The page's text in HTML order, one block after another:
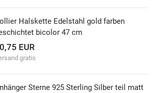
Halskette Edelstahl gold farben
bicolor 47 cm
EUR
gratis
Sterne 925 Sterling Silber teil matt